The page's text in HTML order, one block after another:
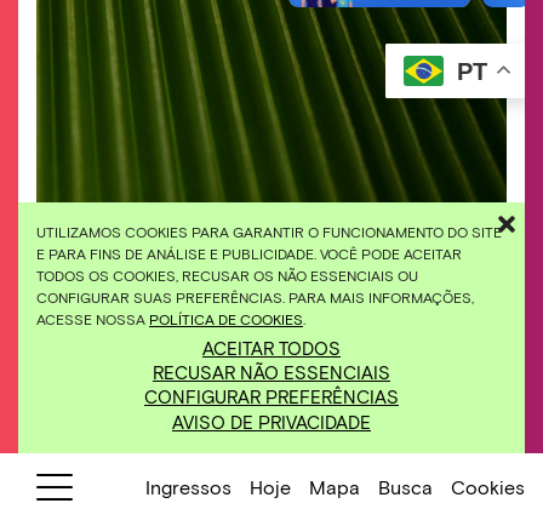
UTILIZAMOS COOKIES PARA GARANTIR O FUNCIONAMENTO DO SITE
E PARA FINS DE ANÁLISE E PUBLICIDADE. VOCÊ PODE ACEITAR
TODOS OS COOKIES, RECUSAR OS NÃO ESSENCIAIS OU
CONFIGURAR SUAS PREFERÊNCIAS. PARA MAIS INFORMAÇÕES,
ACESSE NOSSA POLÍTICA DE COOKIES
ACEITAR TODOS
RECUSAR NÃO ESSENCIAIS
CONFIGURAR PREFERÊNCIAS
AVISO DE PRIVACIDADE
Programação leva 5 dias de atividades gratuitas
com reflexões sobre a centralidade das plantas nas
questões ambientais. Foto: João Marcos Rosa
Semana do Meio Ambiente
Inhotim 2023
de 31 de maioa
Conheça a programação
completa e participe
PT
Ingressos Hoje Mapa Busca Cookies